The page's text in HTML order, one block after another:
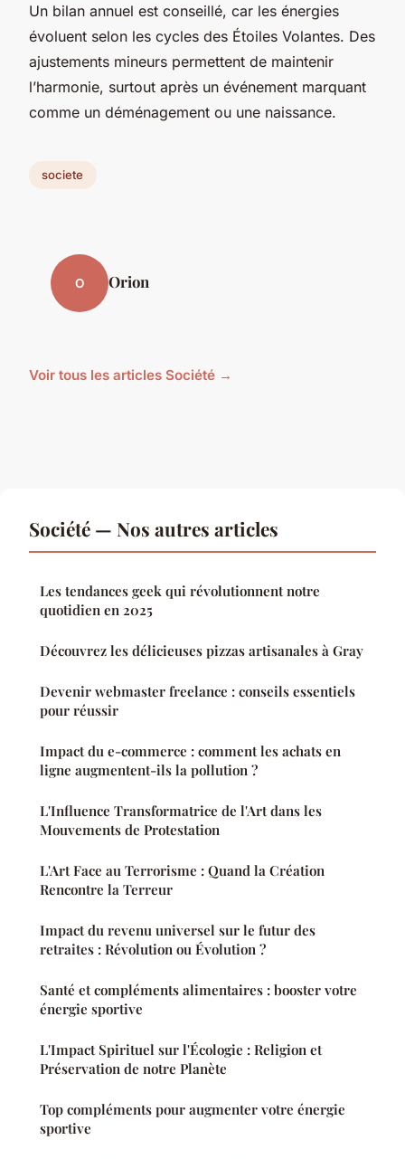
Un bilan annuel est conseillé, car les énergies
évoluent selon les cycles des Étoiles Volantes. Des
ajustements mineurs permettent de maintenir
l’harmonie, surtout après un événement marquant
comme un déménagement ou une naissance.
societe
O Orion
Voir tous les articles Société →
Société — Nos autres articles
Les tendances geek qui révolutionnent notre
quotidien en 2025
Découvrez les délicieuses pizzas artisanales à Gray
Devenir webmaster freelance : conseils essentiels
pour réussir
Impact du e-commerce : comment les achats en
ligne augmentent-ils la pollution ?
L'Influence Transformatrice de l'Art dans les
Mouvements de Protestation
L'Art Face au Terrorisme : Quand la Création
Rencontre la Terreur
Impact du revenu universel sur le futur des
retraites : Révolution ou Évolution ?
Santé et compléments alimentaires : booster votre
énergie sportive
L'Impact Spirituel sur l'Écologie : Religion et
Préservation de notre Planète
Top compléments pour augmenter votre énergie
sportive